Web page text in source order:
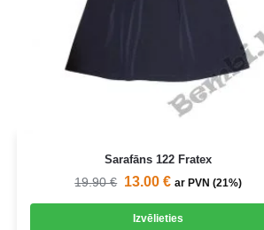
Sarafāns 122 Fratex
19.90€ 13.00€ ar PVN (21%)
Izvēlieties